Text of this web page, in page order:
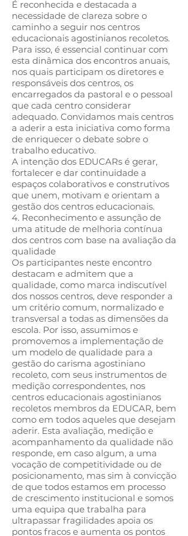
É reconhecida e destacada a
necessidade de clareza sobre o
caminho a seguir nos centros
educacionais agostinianos recoletos.
Para isso, é essencial continuar com
esta dinâmica dos encontros anuais,
nos quais participam os diretores e
responsáveis ​​dos centros, os
encarregados da pastoral e o pessoal
que cada centro considerar
adequado. Convidamos mais centros
a aderir a esta iniciativa como forma
de enriquecer o debate sobre o
trabalho educativo.
A intenção dos EDUCARs é gerar,
fortalecer e dar continuidade a
espaços colaborativos e construtivos
que unem, motivam e orientam a
gestão dos centros educacionais.
4. Reconhecimento e assunção de
uma atitude de melhoria contínua
dos centros com base na avaliação da
qualidade
Os participantes neste encontro
destacam e admitem que a
qualidade, como marca indiscutível
dos nossos centros, deve responder a
um critério comum, normalizado e
transversal a todas as dimensões da
escola. Por isso, assumimos e
promovemos a implementação de
um modelo de qualidade para a
gestão do carisma agostiniano
recoleto, com seus instrumentos de
medição correspondentes, nos
centros educacionais agostinianos
recoletos membros da EDUCAR, bem
como em todos aqueles que desejam
aderir. Esta avaliação, medição e
acompanhamento da qualidade não
responde, em caso algum, a uma
vocação de competitividade ou de
posicionamento, mas sim à convicção
de que todos estamos em processo
de crescimento institucional e somos
uma equipa que trabalha para
ultrapassar fragilidades apoia os
pontos fracos e aumenta os pontos